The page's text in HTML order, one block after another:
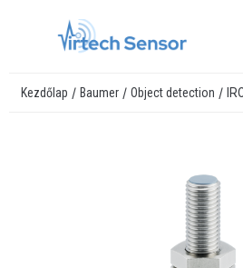
Kezdőlap / Baumer/ Object detection /